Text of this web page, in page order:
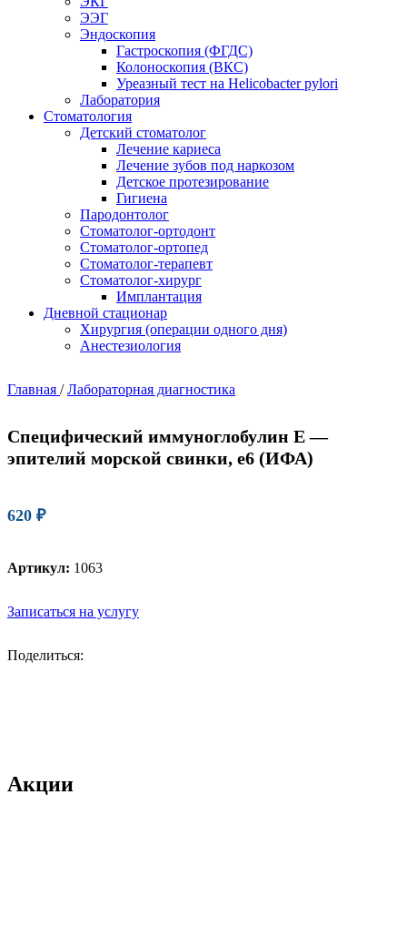
ЭЭГ
Эндоскопия
Гастроскопия (ФГДС)
Колоноскопия (ВКС)
Уреазный тест на Helicobacter pylori
Лаборатория
Стоматология
Детский стоматолог
Лечение кариеса
Лечение зубов под наркозом
Детское протезирование
Гигиена
Пародонтолог
Стоматолог-ортодонт
Стоматолог-ортопед
Стоматолог-терапевт
Стоматолог-хирург
Имплантация
Дневной стационар
Хирургия (операции одного дня)
Анестезиология
Главная / Лабораторная диагностика
Специфический иммуноглобулин Е —
эпителий морской свинки, е6 (ИФА)
620 ₽
Артикул: 1063
Записаться на услугу
Поделиться:
Акции